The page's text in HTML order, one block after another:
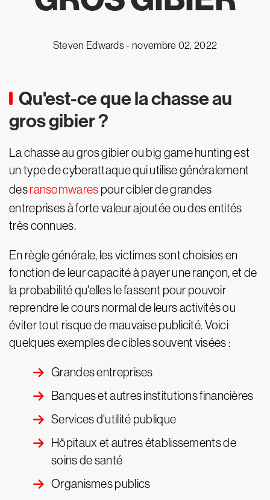
Steven Edwards - novembre 02, 2022
Qu'est-ce que la chasse au
gros gibier ?
La chasse au gros gibier ou big game hunting est
un type de cyberattaque qui utilise généralement
desransomwares pour cibler de grandes
entreprises à forte valeur ajoutée ou des entités
très connues.
En règle générale, les victimes sont choisies en
fonction de leur capacité à payer une rançon, et de
la probabilité qu'elles le fassent pour pouvoir
reprendre le cours normal de leurs activités ou
éviter tout risque de mauvaise publicité. Voici
quelques exemples de cibles souvent visées :
Grandes entreprises
Banques et autres institutions financières
Services d'utilité publique
Hôpitaux et autres établissements de
soins de santé
Organismes publics